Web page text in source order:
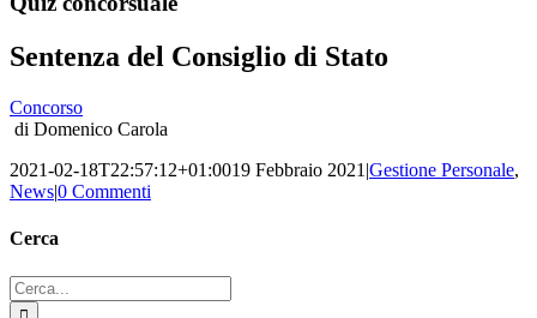
Sentenza del Consiglio di Stato
Concorso
di Domenico Carola
2021-02-18T22:57:12+01:0019 Febbraio 2021 |Gestione Personale,
News|0 Commenti
Cerca
Cerca
per: